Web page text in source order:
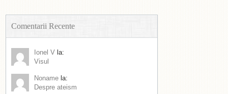
Comentarii Recente
Ionel V la:
Visul
Noname la:
Despre ateism